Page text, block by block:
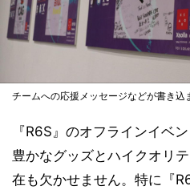
チームへの応援メッセージなどが書き込
『R6S』のオフラインイベ
豊かなグッズとハイクオリ
在も欠かせません。特に『